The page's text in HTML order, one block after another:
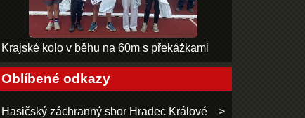
Krajské kolo v běhu na 60m s překážkami
Oblíbené odkazy
Hasičský záchranný sbor Hradec Králové